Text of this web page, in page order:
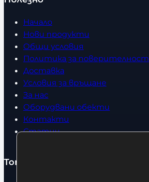
Начало
Нови продукти
Общи условия
Политика за поверителност
Доставка
Условия за връщане
За нас
Оборудвани обекти
Контакти
Статии
Топ категории